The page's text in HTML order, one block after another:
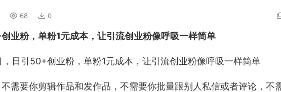
68 0
业粉，单粉1元成本，让引流创业粉像呼吸一样简单
需要你剪辑作品和发作品，不需要你批量跟别人私信或者评论，不